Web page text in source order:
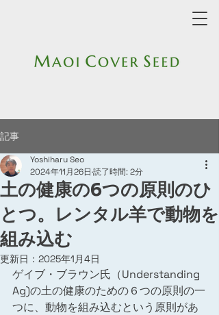
記事
土の健康の6つの原則のひ
とつ。レンタル羊で動物を
組み込む
Yoshiharu Seo
2024年11月26日 読了時間: 2分
更新日： 2025年1月4日
ゲイブ・ブラウン氏（Understanding
Ag)の土の健康のための６つの原則の一
つに、動物を組み込むという原則があ